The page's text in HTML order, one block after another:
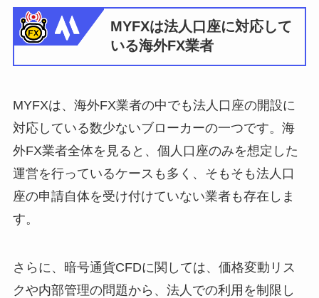
MYFXは法人口座に対応して
いる海外FX業者
MYFXは、海外FX業者の中でも法人口座の開設に
対応している数少ないブローカーの一つです。海
外FX業者全体を見ると、個人口座のみを想定した
運営を行っているケースも多く、そもそも法人口
座の申請自体を受け付けていない業者も存在しま
す。
さらに、暗号通貨CFDに関しては、価格変動リス
クや内部管理の問題から、法人での利用を制限し